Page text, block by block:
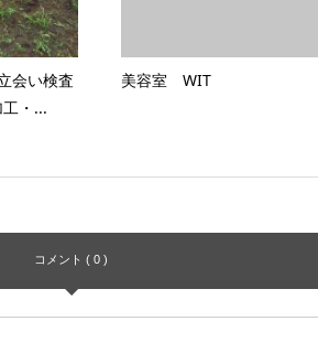
会い検査
・...
美容室 WIT
コメント ( 0 )